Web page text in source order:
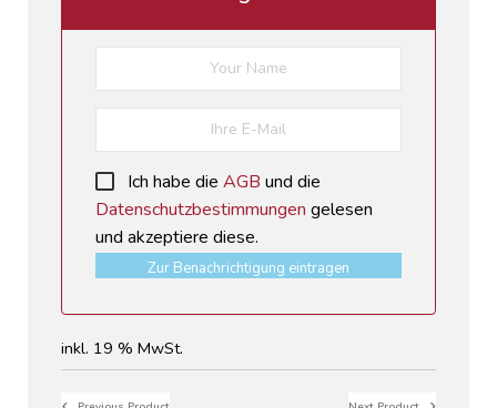
Ich habe die AGB und die
Datenschutzbestimmungen gelesen
und akzeptiere diese.
Zur Benachrichtigung eintragen
inkl. 19 % MwSt.